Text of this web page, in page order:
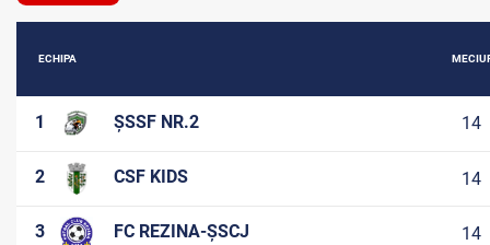
ECHIPA
1 ȘSSF NR.2 14
2 CSF KIDS 14
3 FC REZINA-ȘSCJ 14